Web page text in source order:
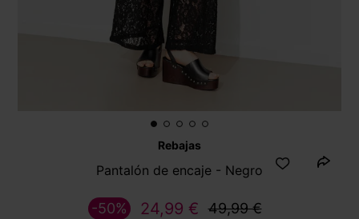
Rebajas
Pantalón de encaje - Negro
24,99 € 49,99 €
-50%